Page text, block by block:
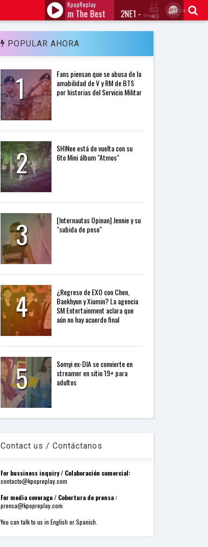
Buscar
POPULAR AHORA
1
Fans piensan que se abusa de la
amabilidad de V y RM de BTS
por historias del Servicio Militar
2
SHINee está de vuelta con su
6to Mini álbum "Atmos"
3
[Internautas Opinan] Jennie y su
"subida de peso"
4
¿Regreso de EXO con Chen,
Baekhyun y Xiumin? La agencia
SM Entertainment aclara que
aún no hay acuerdo final
5
Somyi ex-DIA se convierte en
streamer en sitio 19+ para
adultos
Contact us / Contáctanos
For bussiness inquiry / Colaboración comercial:
contacto@kpopreplay.com
For media coverage / Cobertura de prensa :
prensa@kpopreplay.com
You can talk to us in English or Spanish.
50%
KpopReplay
2NE1 - I Am The Best 2NE1 - I Am The Best
J
Q
U
Y
R
A
D
I
O
P
L
E
R
a
n
R
E
R
A
D
I
O
P
L
U
G
N
p
w
e
r
W
d
P
e
s
s
W
e